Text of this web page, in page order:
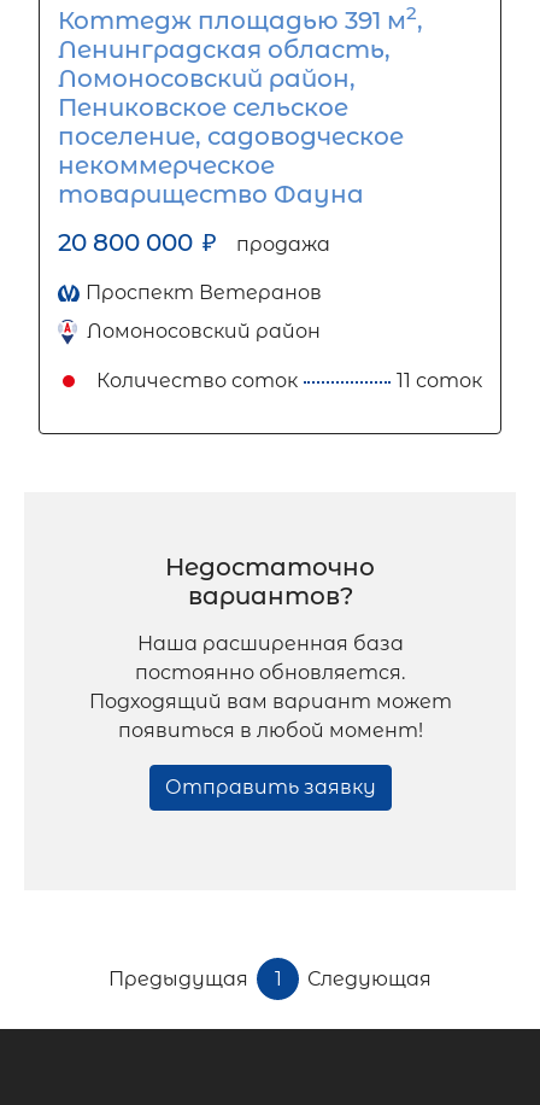
Коттедж площадью 391 м2,
Ленинградская область,
Ломоносовский район,
Пениковское сельское
поселение, садоводческое
некоммерческое
товарищество Фауна
20 800 000 ₽ продажа
Проспект Ветеранов
Ломоносовский район
Количество соток 11 соток
Недостаточно
вариантов?
Наша расширенная база
постоянно обновляется.
Подходящий вам вариант может
появиться в любой момент!
Отправить заявку
Предыдущая 1 Следующая